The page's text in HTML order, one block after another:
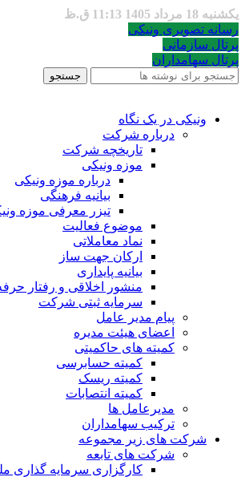
یکشنبه 18 مرداد 1405 11:13 ق.ظ
رسانه تصویری ونیکی
پرتال سازمانی
پرتال سهامداران
جستجو
ونیکی در یک نگاه
درباره شرکت
تاریخچه شرکت
موزه ونیکی
درباره موزه ونیکی
بیانیه فرهنگی
تیزر معرفی موزه
موضوع فعالیت
نماد معاملاتی
ارکان جهت ساز
بیانیه پایداری
منشور اخلاقی و رفتار
سرمایه ثبتی شرکت
پیام مدیر عامل
اعضای هیئت مدیره
کمیته های حاکمیتی
کمیته حسابرسی
کمیته ریسک
کمیته انتصابات
مدیرعامل ها
ترکیب سهامداران
شرکت های زیر مجموعه
شرکت های تابعه
کارگزاری سرمایه گذاری